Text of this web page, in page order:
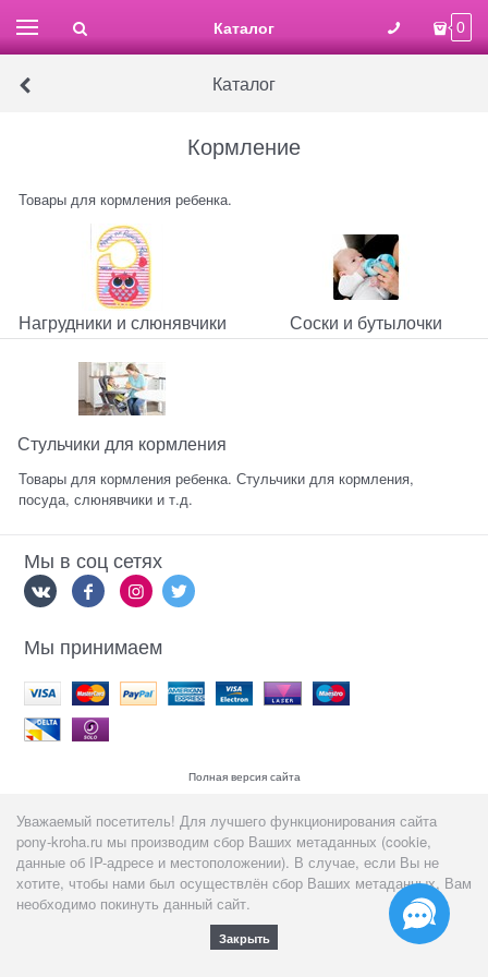
Каталог 0
Каталог
Кормление
Товары для кормления ребенка.
Нагрудники и слюнявчики Соски и бутылочки
Стульчики для кормления
Товары для кормления ребенка. Стульчики для кормления,
посуда, слюнявчики и т.д.
Мы в соц сетях
Мы принимаем
Полная версия сайта
Уважаемый посетитель! Для лучшего функционирования сайта
pony-kroha.ru мы производим сбор Ваших метаданных (cookie,
данные об IP-адресе и местоположении). В случае, если Вы не
хотите, чтобы нами был осуществлён сбор Ваших метаданных, Вам
необходимо покинуть данный сайт.
Закрыть